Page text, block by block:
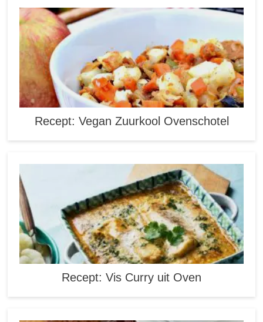
Recept: Vegan Zuurkool Ovenschotel
Recept: Vis Curry uit Oven